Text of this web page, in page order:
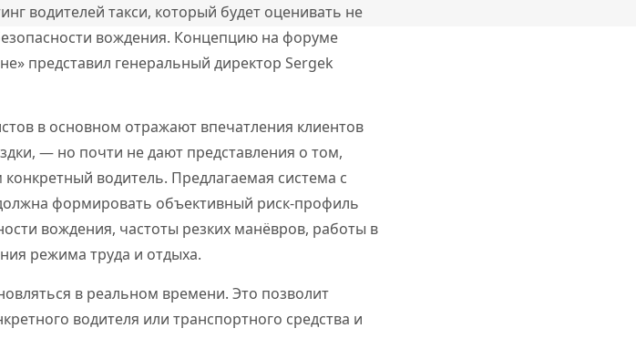
водителей такси, который будет оценивать не
вождения. Концепцию на форуме
представил генеральный директор Sergek
в основном отражают впечатления клиентов
— но почти не дают представления о том,
водитель. Предлагаемая система с
формировать объективный риск-профиль
вождения, частоты резких манёвров, работы в
режима труда и отдыха.
в реальном времени. Это позволит
водителя или транспортного средства и